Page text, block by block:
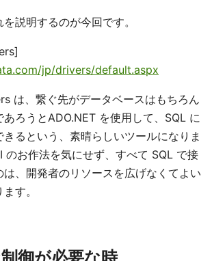
説明するのが今回です。
jp/drivers/default.aspx
は、繋ぐ先がデータベースはもちろん
ろうとADO.NET を使用して、SQL に
るという、素晴らしいツールになりま
のお作法を気にせず、すべて SQL で接
、開発者のリソースを広げなくてよい
す。